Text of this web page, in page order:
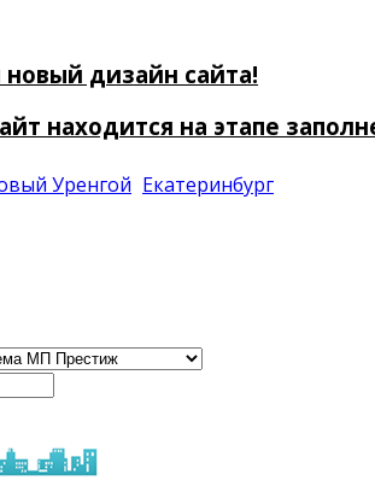
дизайн сайта!
находится на этапе
Уренгой Екатеринбург